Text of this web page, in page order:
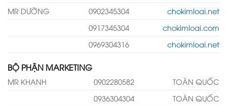
MR DƯỠNG
0902345304
chokimloai.net
0917345304
chokimloai.com
0969304316
chokimloai.net
BỘ PHẬN MARKETING
MR KHANH 0902280582
TOÀN QUỐC
0936304304
TOÀN QUỐC